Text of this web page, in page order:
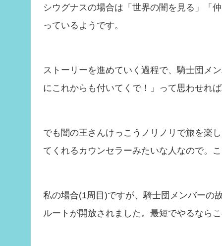
シウグナスの場合は「世界の闇を見る」「
っているようです。
ストーリーを進めていく過程で、騎士団メ
にこれからも付いてくで！」って思わせれ
でも闇の王さんけっこうノリノリで旅を楽
てくれるカウンセラーみたいな人なので。
私の場合(1周目)ですが、騎士団メンバーの
ルートが開放されました。最短でやるなら